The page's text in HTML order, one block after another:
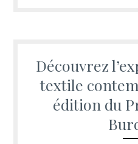
Découvrez
textile
édition du